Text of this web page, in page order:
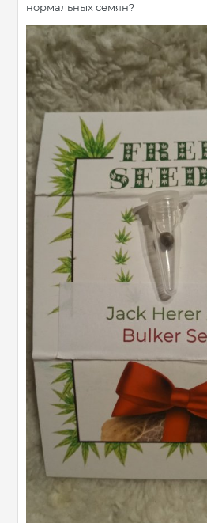
нормальных семян?